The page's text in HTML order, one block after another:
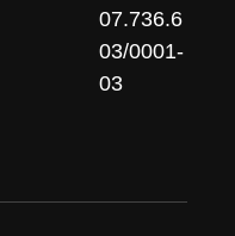
07.736.6
03/0001-
03